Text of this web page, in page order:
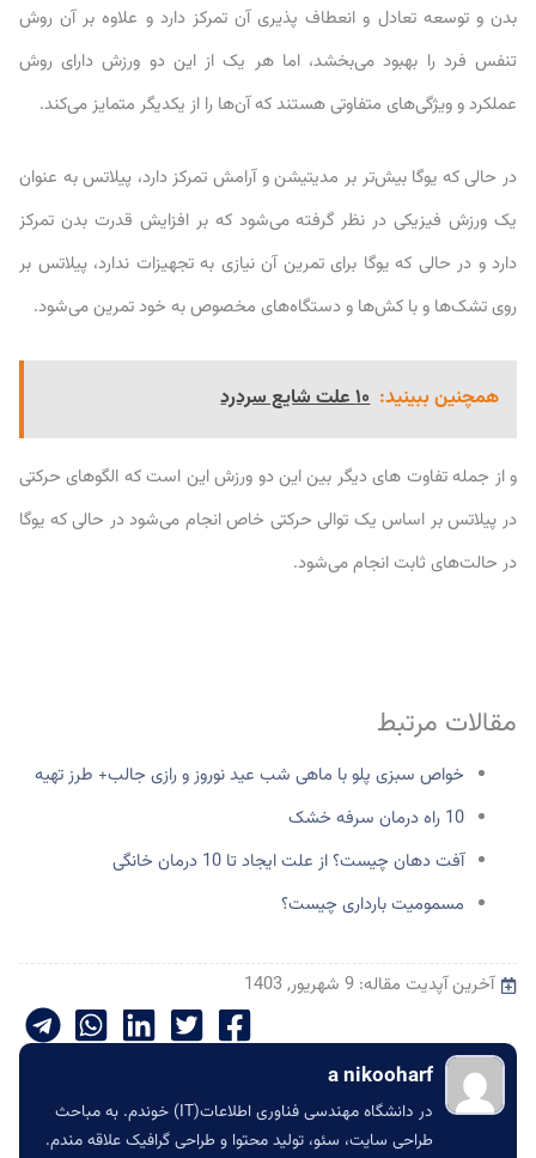
بدن و توسعه تعادل و انعطاف پذیری آن تمرکز دارد و علاوه بر آن روش
تنفس فرد را بهبود می‌بخشد، اما هر یک از این دو ورزش دارای روش
عملکرد و ویژگی‌های متفاوتی هستند که آن‌ها را از یکدیگر متمایز می‌کند.
در حالی که یوگا بیش‌تر بر مدیتیشن و آرامش تمرکز دارد، پیلاتس به عنوان
یک ورزش فیزیکی در نظر گرفته می‌شود که بر افزایش قدرت بدن تمرکز
دارد و در حالی که یوگا برای تمرین آن نیازی به تجهیزات ندارد، پیلاتس بر
روی تشک‌ها و با کش‌ها و دستگاه‌های مخصوص به خود تمرین می‌شود.
همچنین ببینید: ۱۰ علت شایع سردرد
و از جمله تفاوت های دیگر بین این دو ورزش این است که الگوهای حرکتی
در پیلاتس بر اساس یک توالی حرکتی خاص انجام می‌شود در حالی که یوگا
در حالت‌های ثابت انجام می‌شود.
مقالات مرتبط
خواص سبزی پلو با ماهی شب عید نوروز و رازی جالب+ طرز تهیه
10 راه درمان سرفه خشک
آفت دهان چیست؟ از علت ایجاد تا 10 درمان خانگی
مسمومیت بارداری چیست؟
آخرین آپدیت مقاله: 9 شهریور, 1403
a nikooharf
در دانشگاه مهندسی فناوری اطلاعات(IT) خوندم. به مباحث
طراحی سایت، سئو، تولید محتوا و طراحی گرافیک علاقه مندم.